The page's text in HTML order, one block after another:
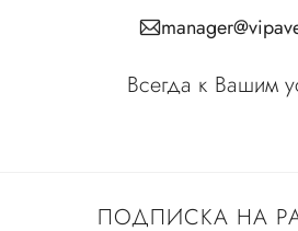
ПОДПИСКА НА
Всегда к Вашим